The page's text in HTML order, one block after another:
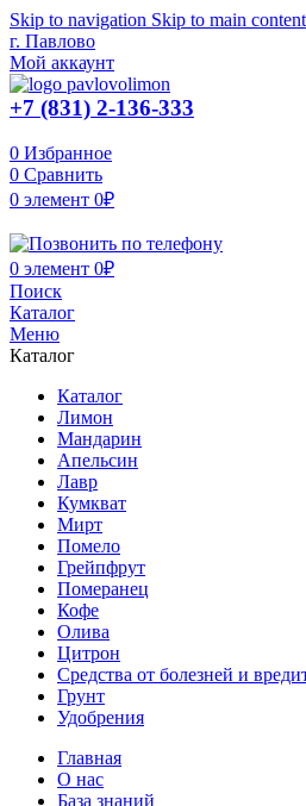
Skip to navigation Skip to main content
г. Павлово
Мой аккаунт
+7 (831) 2-136-333
0 Избранное
0 Сравнить
0 элемент 0₽
0 элемент 0₽
Поиск
Каталог
Меню
Каталог
Каталог
Лимон
Мандарин
Апельсин
Лавр
Кумкват
Мирт
Помело
Грейпфрут
Померанец
Кофе
Олива
Цитрон
Средства от болезней и
Грунт
Удобрения
Главная
О нас
База знаний